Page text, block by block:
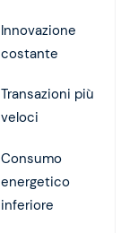
Innovazione
costante
Transazioni più
veloci
Consumo
energetico
inferiore